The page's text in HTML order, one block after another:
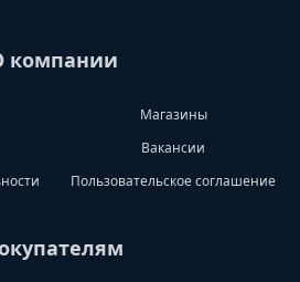
компании
Магазины
Вакансии
Пользовательское соглашение